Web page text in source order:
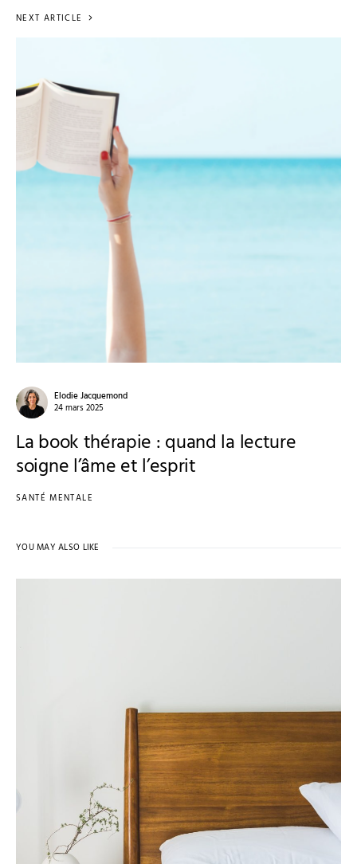
NEXT ARTICLE
Elodie Jacquemond
24 mars 2025
La book thérapie : quand la lecture
soigne l’âme et l’esprit
SANTÉ MENTALE
YOU MAY ALSO LIKE